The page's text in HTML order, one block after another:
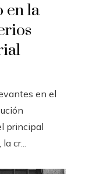
en la
en el
principal
cr...